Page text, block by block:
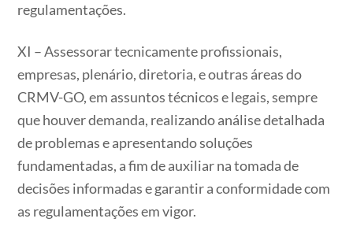
regulamentações.
XI – Assessorar tecnicamente profissionais,
empresas, plenário, diretoria, e outras áreas do
CRMV-GO, em assuntos técnicos e legais, sempre
que houver demanda, realizando análise detalhada
de problemas e apresentando soluções
fundamentadas, a fim de auxiliar na tomada de
decisões informadas e garantir a conformidade com
as regulamentações em vigor.